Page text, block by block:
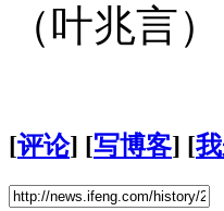
（叶兆言）
[评论] [写博客] [